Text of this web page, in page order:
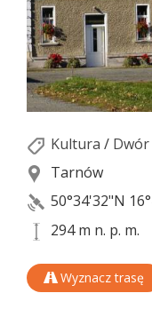
Kultura /
Tarnów
50°34'32"N
294 m n. p. m.
Wyznacz trasę